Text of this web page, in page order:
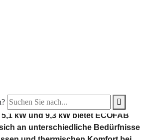
Pellets
zunehmend auf Energieeffizienz und
Beheizung von
kW und 9,3 kW bietet ECOFAB
an unterschiedliche Bedürfnisse